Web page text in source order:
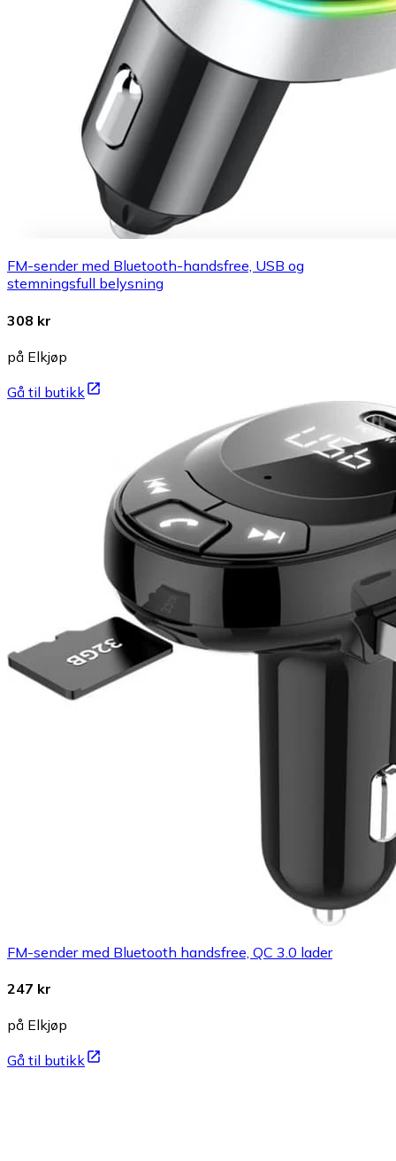
FM-sender med Bluetooth-handsfree, USB og
stemningsfull belysning
308 kr
på Elkjøp
Gå til butikk
FM-sender med Bluetooth handsfree, QC 3.0 lader
247 kr
på Elkjøp
Gå til butikk